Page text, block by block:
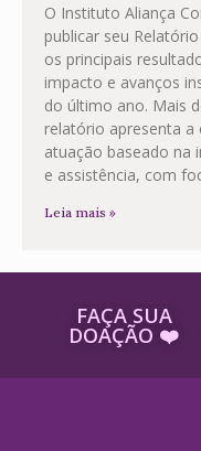
O Instituto Aliança
publicar seu
os principais
impacto e avanços
do último ano. Mais
relatório apresenta
atuação baseado na
e assistência, com
Leia mais »
FAÇA SUA
DOAÇÃO ​❤️